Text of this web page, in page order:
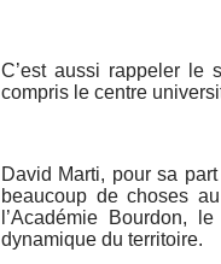
C’est aussi rappeler le
compris le centre
David Marti, pour sa
beaucoup de choses
l’Académie Bourdon,
dynamique du territoire.